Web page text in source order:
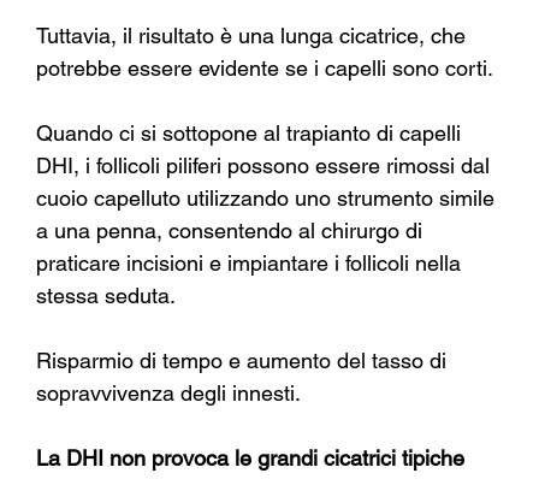
Tuttavia, il risultato è una lunga cicatrice, che
potrebbe essere evidente se i capelli sono corti.
Quando ci si sottopone al trapianto di capelli
DHI, i follicoli piliferi possono essere rimossi dal
cuoio capelluto utilizzando uno strumento simile
a una penna, consentendo al chirurgo di
praticare incisioni e impiantare i follicoli nella
stessa seduta.
Risparmio di tempo e aumento del tasso di
sopravvivenza degli innesti.
La DHI non provoca le grandi cicatrici tipiche